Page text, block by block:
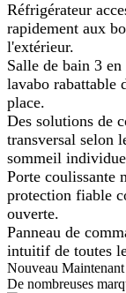
Réfrigérateur
rapidement aux
l'extérieur.
Salle de bain 3
lavabo rabattable
place.
Des solutions de
transversal selon
sommeil
Porte coulissante
protection fiable
ouverte.
Panneau de
intuitif de toutes
Nouveau Maintenant
De nombreuses